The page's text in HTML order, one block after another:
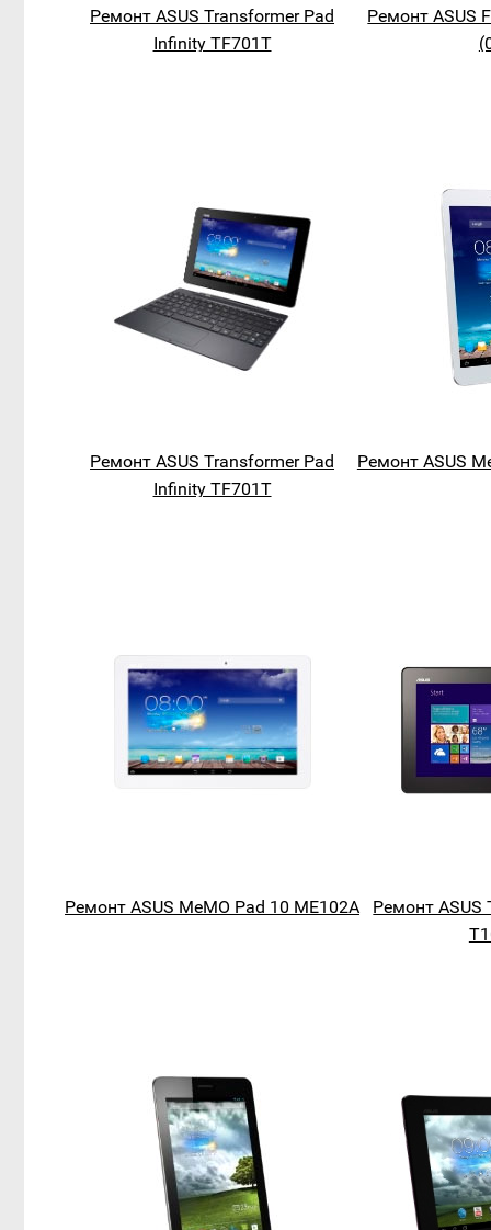
Ремонт ASUS Transformer Pad
Infinity TF701T
Ремонт ASUS
Ремонт ASUS Transformer Pad
Infinity TF701T
Ремонт ASUS
Ремонт ASUS MeMO Pad 10 ME102A
Ремонт ASUS